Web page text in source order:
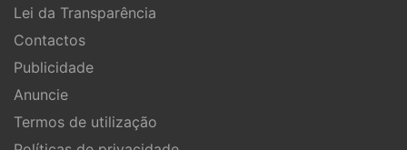
Lei da Transparência
Contactos
Publicidade
Anuncie
Termos de utilização